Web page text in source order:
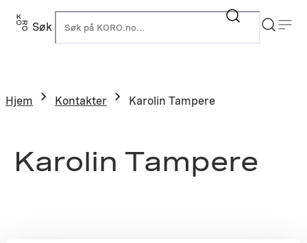
Søk
Hjem Kontakter Karolin Tampere
Karolin Tampere